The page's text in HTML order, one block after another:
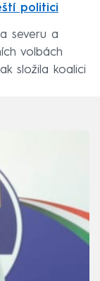
politici
severu a
volbách
složila koalici